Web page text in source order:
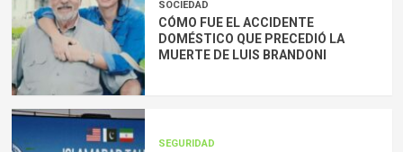
SOCIEDAD
CÓMO FUE EL ACCIDENTE
DOMÉSTICO QUE PRECEDIÓ LA
MUERTE DE LUIS BRANDONI
SEGURIDAD